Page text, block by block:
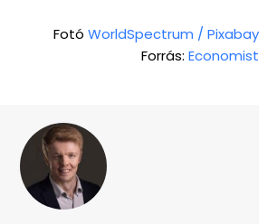
Fotó WorldSpectrum / Pixabay
Forrás: Economist